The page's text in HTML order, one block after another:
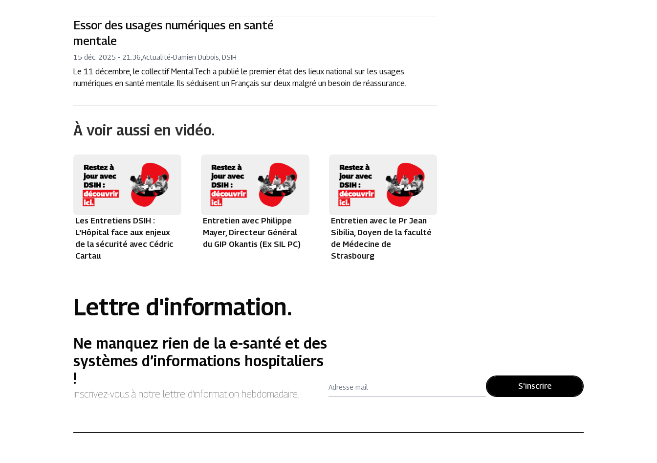
Essor des usages numériques en santé
mentale
15 déc. 2025 - 21:36 ,Actualité-Damien Dubois, DSIH
Le 11 décembre, le collectif MentalTech a publié le premier état des lieux national sur les usages
numériques en santé mentale. Ils séduisent un Français sur deux malgré un besoin de réassurance.
À voir aussi en vidéo.
Les Entretiens DSIH :
L'Hôpital face aux enjeux
de la sécurité avec Cédric
Cartau
Entretien avec Philippe
Mayer, Directeur Général
du GIP Okantis (Ex SIL PC)
Entretien avec le Pr Jean
Sibilia, Doyen de la faculté
de Médecine de
Strasbourg
Lettre d'information.
Ne manquez rien de la e-santé et des
systèmes d’informations hospitaliers
!
Inscrivez-vous à notre lettre d’information hebdomadaire.
Adresse mail S'inscrire